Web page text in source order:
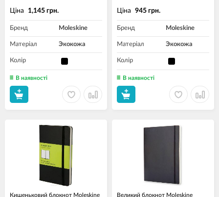
Ціна 1,145 грн.
Бренд Moleskine
Матеріал Экокожа
Колір
В наявності
Ціна 945 грн.
Бренд Moleskine
Матеріал Экокожа
Колір
В наявності
Кишеньковий блокнот Moleskine Великий блокнот Moleskine